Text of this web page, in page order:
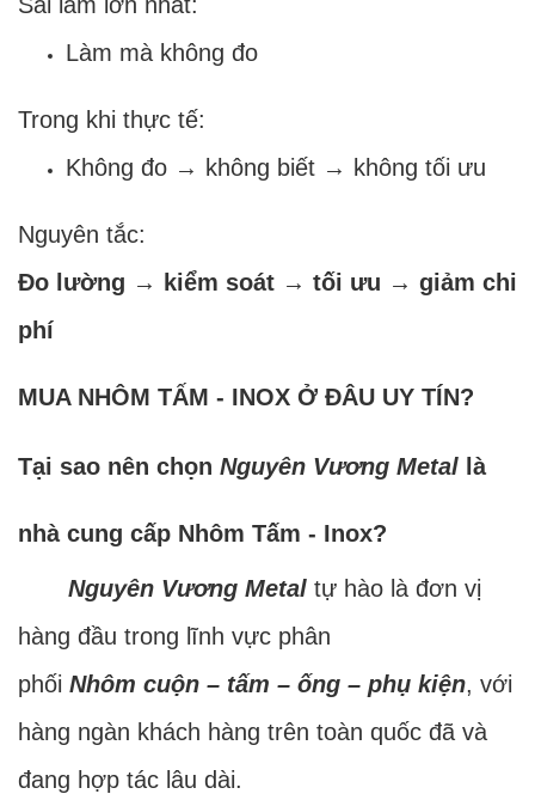
Làm mà không đo
Trong khi thực tế:
Không đo → không biết → không tối ưu
Nguyên tắc:
Đo lường → kiểm soát → tối ưu → giảm chi
phí
MUA NHÔM TẤM - INOX Ở ĐÂU UY TÍN?
Tại sao nên chọn Nguyên Vương Metal là
nhà cung cấp Nhôm Tấm - Inox?
Nguyên Vương Metal tự hào là đơn vị
hàng đầu trong lĩnh vực phân
phối Nhôm cuộn – tấm – ống – phụ kiện, với
hàng ngàn khách hàng trên toàn quốc đã và
đang hợp tác lâu dài.